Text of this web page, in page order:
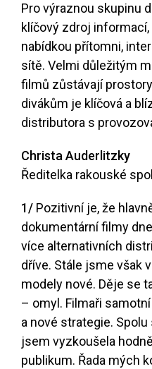
Pro výraznou skupinu
klíčový zdroj
nabídkou přítomni,
sítě. Velmi důležitým
filmů zůstávají
divákům je klíčová a
distributora s
Christa Auderlitzky
Ředitelka rakouské
1/ Pozitivní je, že
dokumentární filmy
více alternativních
dříve. Stále jsme však
modely nové. Děje se
– omyl. Filmaři
a nové strategie.
jsem vyzkoušela
publikum. Řada mých